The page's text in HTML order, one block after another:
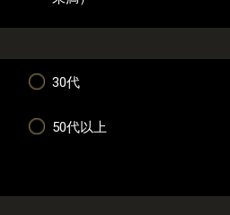
30代
50代以上